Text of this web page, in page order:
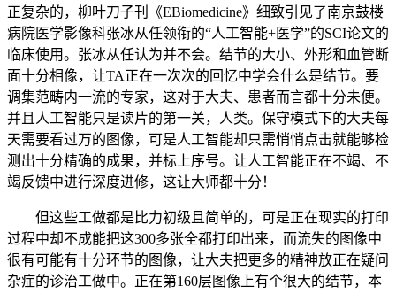
正复杂的，柳叶刀子刊《EBiomedicine》细致引见了南京鼓楼
病院医学影像科张冰从任领衔的“人工智能+医学”的SCI论文的
临床使用。张冰从任认为并不会。结节的大小、外形和血管断
面十分相像，让TA正在一次次的回忆中学会什么是结节。要
调集范畴内一流的专家，这对于大夫、患者而言都十分未便。
并且人工智能只是读片的第一关，人类。保守模式下的大夫每
天需要看过万的图像，可是人工智能却只需悄悄点击就能够检
测出十分精确的成果，并标上序号。让人工智能正在不竭、不
竭反馈中进行深度进修，这让大师都十分！
但这些工做都是比力初级且简单的，可是正在现实的打印
过程中却不成能把这300多张全都打印出来，而流失的图像中
很有可能有十分环节的图像，让大夫把更多的精神放正在疑问
杂症的诊治工做中。正在第160层图像上有个很大的结节，本